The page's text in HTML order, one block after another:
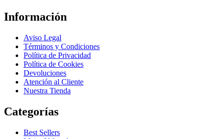
Información
Aviso Legal
Términos y Condiciones
Política de Privacidad
Política de Cookies
Devoluciones
Atención al Cliente
Nuestra Tienda
Categorías
Best Sellers